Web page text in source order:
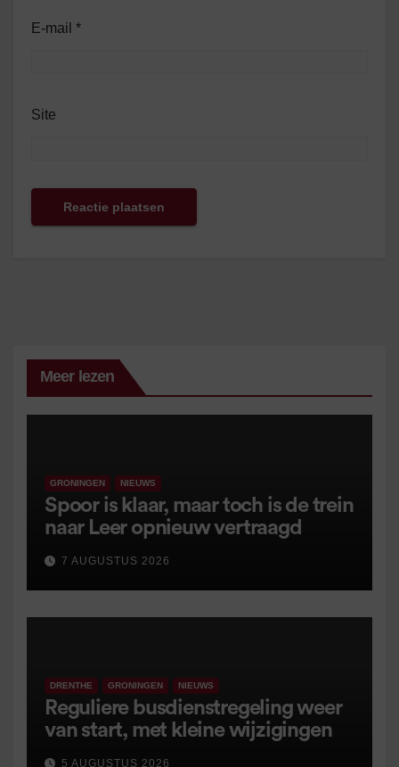
E-mail *
Site
Meer lezen
GRONINGEN NIEUWS
Spoor is klaar, maar toch is de trein
naar Leer opnieuw vertraagd
7 AUGUSTUS 2026
DRENTHE GRONINGEN NIEUWS
Reguliere busdienstregeling weer
van start, met kleine wijzigingen
5 AUGUSTUS 2026